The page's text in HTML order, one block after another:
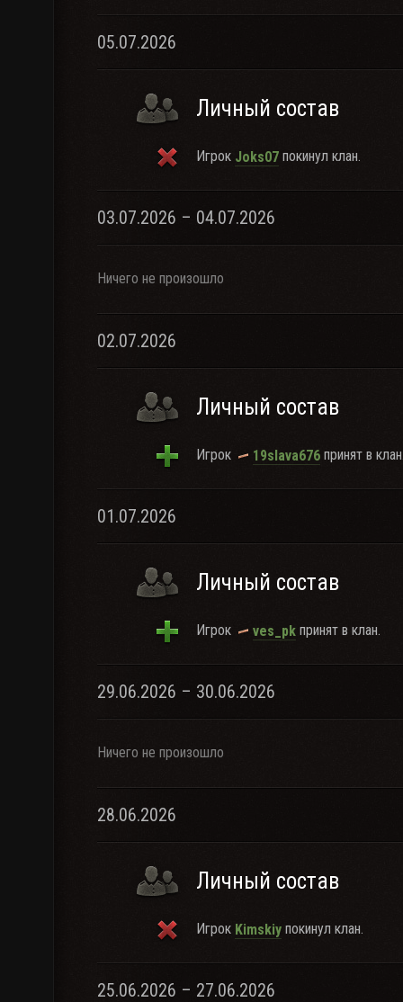
05.07.2026
Личный состав
Игрок Joks07 покинул клан.
03.07.2026 – 04.07.2026
Ничего не произошло
02.07.2026
Личный состав
Игрок 19slava676 принят в
01.07.2026
Личный состав
Игрок ves_pk принят в клан.
29.06.2026 – 30.06.2026
Ничего не произошло
28.06.2026
Личный состав
Игрок Kimskiy покинул клан.
25.06.2026 – 27.06.2026